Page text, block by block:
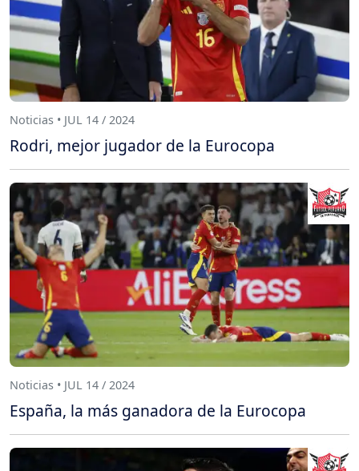
Noticias • JUL 14 / 2024
Rodri, mejor jugador de la Eurocopa
Noticias • JUL 14 / 2024
España, la más ganadora de la Eurocopa